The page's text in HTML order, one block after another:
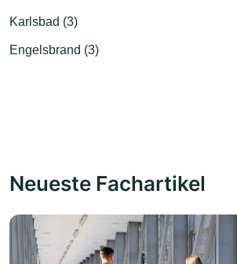
Karlsbad (3)
Engelsbrand (3)
Neueste Fachartikel